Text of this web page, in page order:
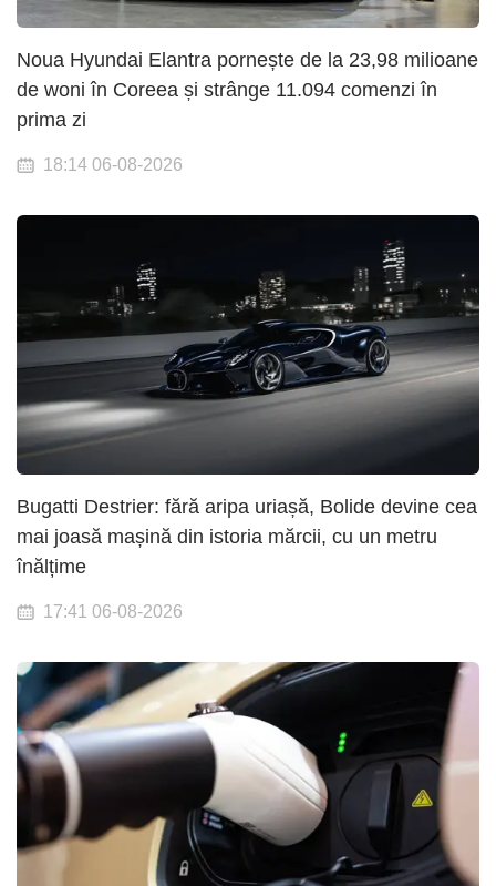
Noua Hyundai Elantra pornește de la 23,98 milioane
de woni în Coreea și strânge 11.094 comenzi în
prima zi
18:14 06-08-2026
Bugatti Destrier: fără aripa uriașă, Bolide devine cea
mai joasă mașină din istoria mărcii, cu un metru
înălțime
17:41 06-08-2026